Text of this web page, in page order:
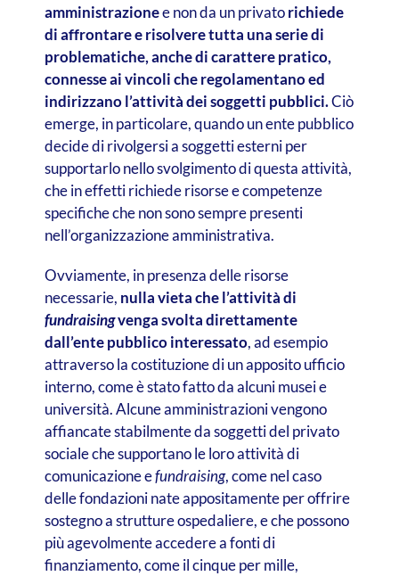
amministrazionee non da un privatorichiede
di affrontare e risolvere tutta una serie di
problematiche, anche di carattere pratico,
connesse ai vincoli che regolamentano ed
indirizzano l’attività dei soggetti pubblici.Ciò
emerge, in particolare, quando un ente pubblico
decide di rivolgersi a soggetti esterni per
supportarlo nello svolgimento di questa attività,
che in effetti richiede risorse e competenze
specifiche che non sono sempre presenti
nell’organizzazione amministrativa.
Ovviamente, in presenza delle risorse
necessarie, nulla vieta che l’attività di
fundraisingvenga svolta direttamente
dall’ente pubblico interessato, ad esempio
attraverso la costituzione di un apposito ufficio
interno, come è stato fatto da alcuni musei e
università. Alcune amministrazioni vengono
affiancate stabilmente da soggetti del privato
sociale che supportano le loro attività di
comunicazione efundraising, come nel caso
delle fondazioni nate appositamente per offrire
sostegno a strutture ospedaliere, e che possono
più agevolmente accedere a fonti di
finanziamento, come il cinque per mille,